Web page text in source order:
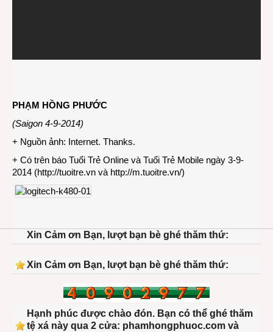
PHẠM HỒNG PHƯỚC
(Saigon 4-9-2014)
+ Nguồn ảnh: Internet. Thanks.
+ Có trên báo Tuổi Trẻ Online và Tuổi Trẻ Mobile ngày 3-9-
2014 (http://tuoitre.vn và http://m.tuoitre.vn/)
Xin Cảm ơn Bạn, lượt bạn bè ghé thăm thứ:
Xin Cảm ơn Bạn, lượt bạn bè ghé thăm thứ:
Hạnh phúc được chào đón. Bạn có thể ghé thăm
tệ xá này qua 2 cửa: phamhongphuoc.com và